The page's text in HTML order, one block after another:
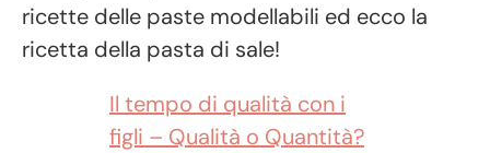
ricette delle paste modellabili ed ecco la
ricetta della pasta di sale!
Il tempo di qualità con i
figli – Qualità o Quantità?